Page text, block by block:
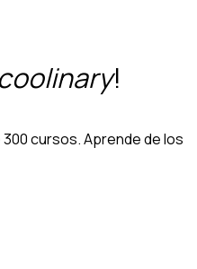
!
cursos. Aprende de los